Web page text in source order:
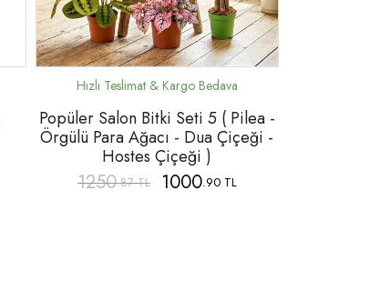
Popüler Salon Bitki Seti 5 ( Pilea -
Örgülü Para Ağacı - Dua Çiçeği -
Hostes Çiçeği )
1250.87 TL 1000.90 TL